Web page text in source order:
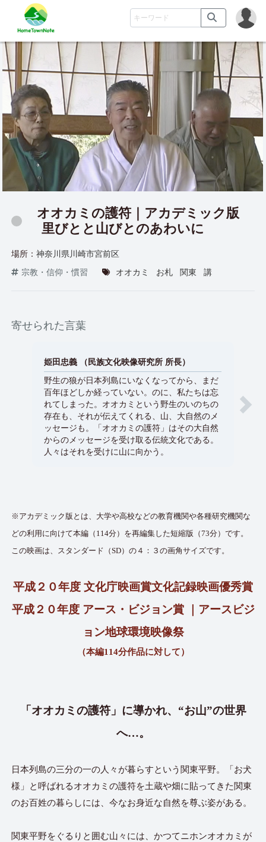
オオカミの護符｜アカデミック版
里びとと山びとのあわいに
場所：神奈川県川崎市宮前区
宗教・信仰・慣習 オオカミ お札 関東 講
寄せられた言葉
姫田忠義 （民族文化映像研究所 所長）
野生の狼が日本列島にいなくなってから、まだ
百年ほどしか経っていない。のに、私たちは忘
れてしまった。オオカミという野生のいのちの
存在も、それが伝えてくれる、山、大自然のメ
ッセージも。「オオカミの護符」はその大自然
からのメッセージを受け取る伝統文化である。
人々はそれを受けに山に向かう。
だ
※アカデミック版とは、大学や高校などの教育機関や各種研究機関な
どの利用に向けて本編（114分）を再編集した短縮版（73分）です。
この映画は、スタンダード（SD）の４：３の画角サイズです。
平成２０年度 文化庁映画賞文化記録映画優秀賞
平成２０年度 アース・ビジョン賞 ｜アースビジ
ョン地球環境映像祭
（本編114分作品に対して）
「オオカミの護符」に導かれ、“お山”の世界
へ…。
日本列島の三分の一の人々が暮らすという関東平野。「お犬
様」と呼ばれるオオカミの護符を土蔵や畑に貼ってきた関東
のお百姓の暮らしには、今なお身近な自然を尊ぶ姿がある。
関東平野をぐるりと囲む山々には、かつてニホンオオカミが